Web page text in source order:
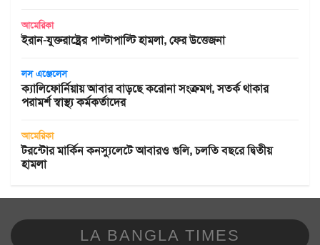
আমেরিকা
ইরান-যুক্তরাষ্ট্রের পাল্টাপাল্টি হামলা, ফের উত্তেজনা
লস এঞ্জেলেস
ক্যালিফোর্নিয়ায় আবার বাড়ছে করোনা সংক্রমণ, সতর্ক থাকার
পরামর্শ স্বাস্থ্য কর্মকর্তাদের
আমেরিকা
টরন্টোর মার্কিন কনস্যুলেটে আবারও গুলি, চলতি বছরে দ্বিতীয়
হামলা
LA BANGLA TIMES